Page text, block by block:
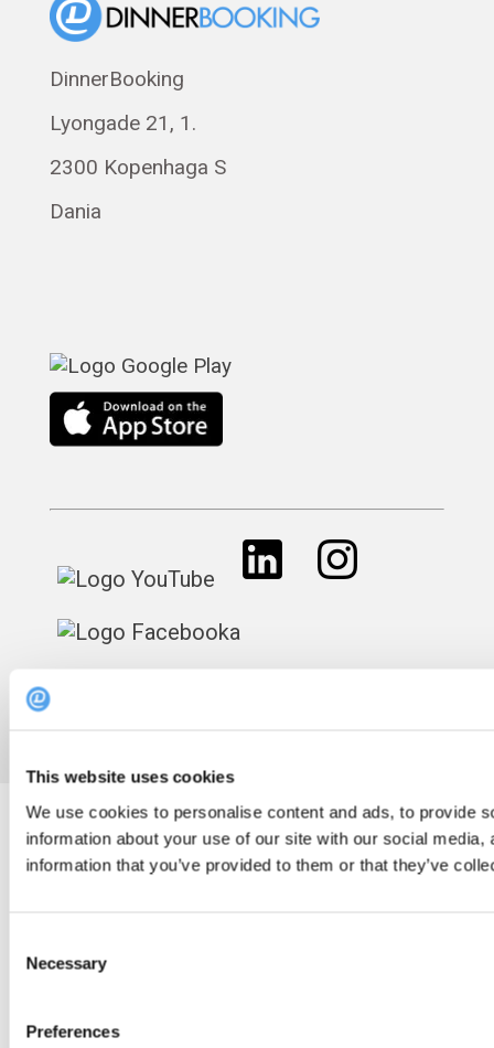
This website uses cookies
We use cookies to personalise content and ads, to provide
information about your use of our site with our social
information that you’ve provided to them or that they’ve
Selection
Necessary
Preferences
Norsk bokmål
Svenska
Français
Română
DinnerBooking
Lyongade 21, 1.
2300 Kopenhaga S
Dania